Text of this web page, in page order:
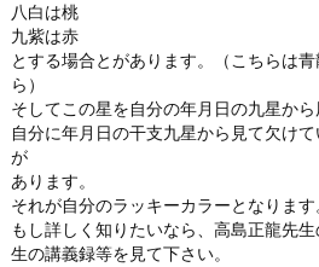
八白は桃
九紫は赤
とする場合とがあります。（こちらは
ら）
そしてこの星を自分の年月日の九星か
自分に年月日の干支九星から見て欠け
が
あります。
それが自分のラッキーカラーとなります
もし詳しく知りたいなら、高島正龍先
生の講義録等を見て下さい。